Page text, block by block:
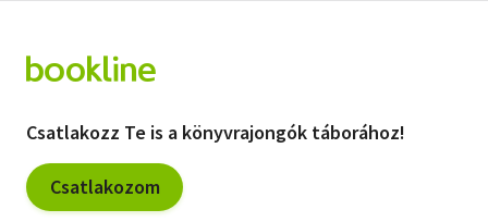
Csatlakozz Te is a könyvrajongók táborához!
Csatlakozom